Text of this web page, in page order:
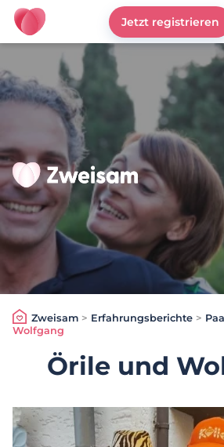
Zweisam
Jetzt registrieren
Zweisam> Erfahrungsberichte >
Wolfgang
Örile und